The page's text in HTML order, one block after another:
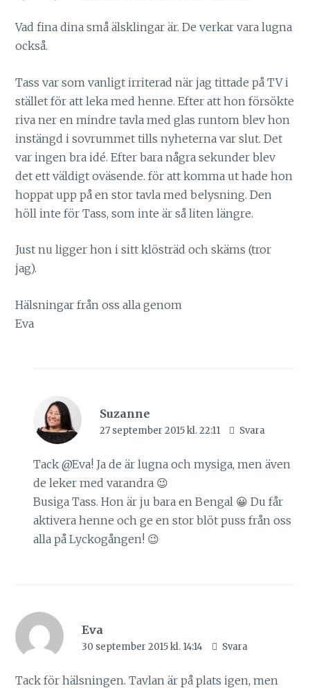
Vad fina dina små älsklingar är. De verkar vara lugna
också.
Tass var som vanligt irriterad när jag tittade på TV i
stället för att leka med henne. Efter att hon försökte
riva ner en mindre tavla med glas runtom blev hon
instängd i sovrummet tills nyheterna var slut. Det
var ingen bra idé. Efter bara några sekunder blev
det ett väldigt oväsende. för att komma ut hade hon
hoppat upp på en stor tavla med belysning. Den
höll inte för Tass, som inte är så liten längre.
Just nu ligger hon i sitt klösträd och skäms (tror
jag).
Hälsningar från oss alla genom
Eva
Suzanne
27 september 2015 kl. 22:11 Svara
Tack @Eva! Ja de är lugna och mysiga, men även
de leker med varandra 😉
Busiga Tass. Hon är ju bara en Bengal 😀 Du får
aktivera henne och ge en stor blöt puss från oss
alla på Lyckogången! 😉
Eva
30 september 2015 kl. 14:14 Svara
Tack för hälsningen. Tavlan är på plats igen, men